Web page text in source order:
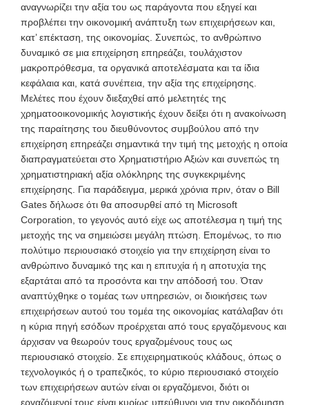
αναγνωρίζει την αξία του ως παράγοντα που εξηγεί και
προβλέπει την οικονομική ανάπτυξη των επιχειρήσεων και,
κατ’ επέκταση, της οικονομίας. Συνεπώς, το ανθρώπινο
δυναμικό σε μια επιχείρηση επηρεάζει, τουλάχιστον
μακροπρόθεσμα, τα οργανικά αποτελέσματα και τα ίδια
κεφάλαια και, κατά συνέπεια, την αξία της επιχείρησης.
Μελέτες που έχουν διεξαχθεί από μελετητές της
χρηματοοικονομικής λογιστικής έχουν δείξει ότι η ανακοίνωση
της παραίτησης του διευθύνοντος συμβούλου από την
επιχείρηση επηρεάζει σημαντικά την τιμή της μετοχής η οποία
διαπραγματεύεται στο Χρηματιστήριο Αξιών και συνεπώς τη
χρηματιστηριακή αξία ολόκληρης της συγκεκριμένης
επιχείρησης. Για παράδειγμα, μερικά χρόνια πριν, όταν ο Bill
Gates δήλωσε ότι θα αποσυρθεί από τη Microsoft
Corporation, το γεγονός αυτό είχε ως αποτέλεσμα η τιμή της
μετοχής της να σημειώσει μεγάλη πτώση. Επομένως, το πιο
πολύτιμο περιουσιακό στοιχείο για την επιχείρηση είναι το
ανθρώπινο δυναμικό της και η επιτυχία ή η αποτυχία της
εξαρτάται από τα προσόντα και την απόδοσή του. Όταν
αναπτύχθηκε ο τομέας των υπηρεσιών, οι διοικήσεις των
επιχειρήσεων αυτού του τομέα της οικονομίας κατάλαβαν ότι
η κύρια πηγή εσόδων προέρχεται από τους εργαζόμενους και
άρχισαν να θεωρούν τους εργαζομένους τους ως
περιουσιακό στοιχείο. Σε επιχειρηματικούς κλάδους, όπως ο
τεχνολογικός ή ο τραπεζικός, το κύριο περιουσιακό στοιχείο
των επιχειρήσεων αυτών είναι οι εργαζόμενοι, διότι οι
εργαζόμενοί τους είναι κυρίως υπεύθυνοι για την οικοδόμηση